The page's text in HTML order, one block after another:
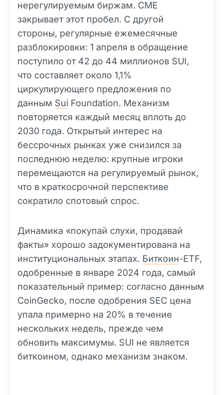
нерегулируемым биржам. CME
закрывает этот пробел. С другой
стороны, регулярные ежемесячные
разблокировки: 1 апреля в обращение
поступило от 42 до 44 миллионов SUI,
что составляет около 1,1%
циркулирующего предложения по
данным Sui Foundation. Механизм
повторяется каждый месяц вплоть до
2030 года. Открытый интерес на
бессрочных рынках уже снизился за
последнюю неделю: крупные игроки
перемещаются на регулируемый рынок,
что в краткосрочной перспективе
сократило спотовый спрос.
Динамика «покупай слухи, продавай
факты» хорошо задокументирована на
институциональных этапах. Биткоин-ETF,
одобренные в январе 2024 года, самый
показательный пример: согласно данным
CoinGecko, после одобрения SEC цена
упала примерно на 20% в течение
нескольких недель, прежде чем
обновить максимумы. SUI не является
биткоином, однако механизм знаком.